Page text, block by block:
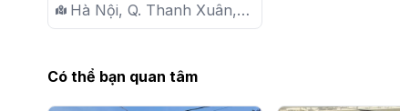
Hà Nội, Q. Thanh Xuân,
P. Khương Đình
Có thể bạn quan tâm